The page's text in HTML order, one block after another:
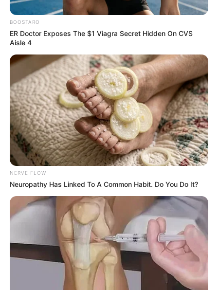
AIR-E
Desde cables caídos hasta conexiones
improvisadas: Air-e advierte cómo
hacerle el quite a riesgos eléctricos
COSTA CARIBE
¿Va para la playa en el
Caribe colombiano? Tenga
recomendaciones de las
autoridades
CARIBE COLOMBIANO
¡Ojo en este puente
festivo! Presencia de
'aguamalas' se extiende a
varias playas del Caribe
BOOSTARO
ER Doctor Exposes The $1 Viagra Secret Hidden On CVS
Aisle 4
NERVE FLOW
Neuropathy Has Linked To A Common Habit. Do You Do It?